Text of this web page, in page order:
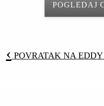
POGLEDAJ
‹ POVRATAK NA